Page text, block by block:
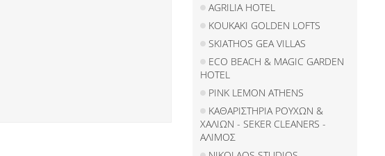
AGRILIA HOTEL
KOUKAKI GOLDEN LOFTS
SKIATHOS GEA VILLAS
ECO BEACH & MAGIC GARDEN
HOTEL
PINK LEMON ATHENS
ΚΑΘΑΡΙΣΤΗΡΙΑ ΡΟΥΧΩΝ &
ΧΑΛΙΩΝ - SEKER CLEANERS -
ΑΛΙΜΟΣ